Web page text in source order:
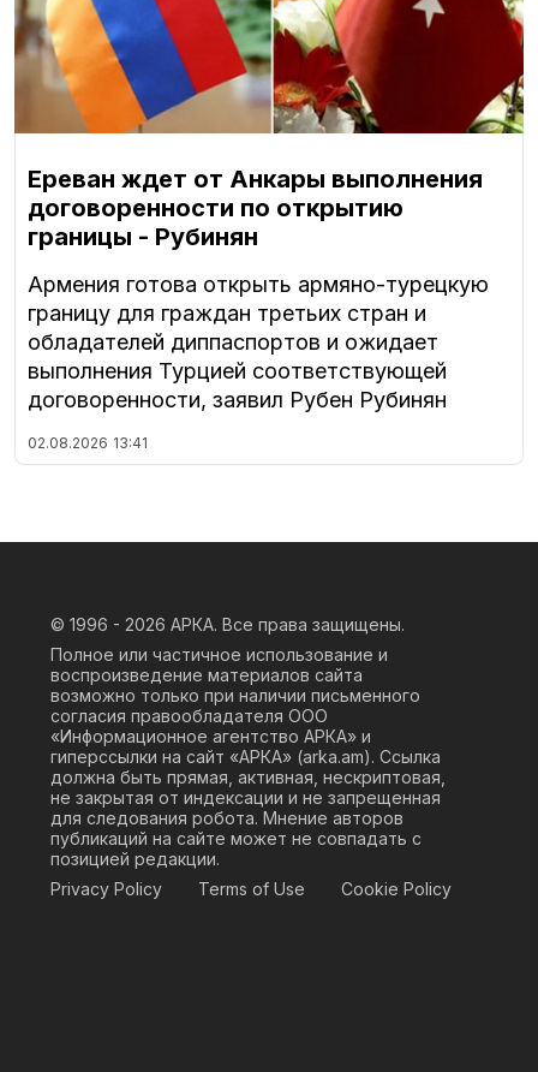
Ереван ждет от Анкары выполнения
договоренности по открытию
границы - Рубинян
Армения готова открыть армяно-турецкую
границу для граждан третьих стран и
обладателей диппаспортов и ожидает
выполнения Турцией соответствующей
договоренности, заявил Рубен Рубинян
02.08.2026 13:41
© 1996 - 2026 АРКА. Все права защищены.
Полное или частичное использование и
воспроизведение материалов сайта
возможно только при наличии письменного
согласия правообладателя ООО
«Информационное агентство АРКА» и
гиперссылки на сайт «АРКА» (arka.am). Ссылка
должна быть прямая, активная, нескриптовая,
не закрытая от индексации и не запрещенная
для следования робота. Мнение авторов
публикаций на сайте может не совпадать с
позицией редакции.
Privacy Policy
Terms of Use Cookie Policy